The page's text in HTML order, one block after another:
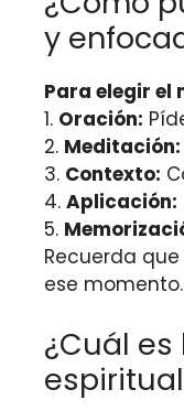
y
Para elegir el
1. Oración:
2. Meditación:
3. Contexto:
4. Aplicación:
5.
Recuerda
ese
¿Cuál